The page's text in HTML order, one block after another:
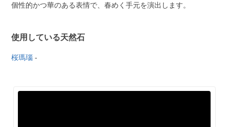
個性的かつ華のある表情で、春めく手元を演出します。
使用している天然石
桜瑪瑙 -